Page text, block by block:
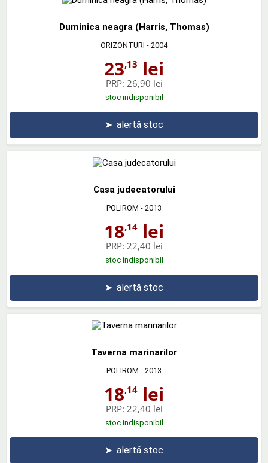
Duminica neagra (Harris, Thomas)
ORIZONTURI - 2004
23,13 lei
PRP: 26,90 lei
stoc indisponibil
➤ alertă stoc
Casa judecatorului
POLIROM - 2013
18,14 lei
PRP: 22,40 lei
stoc indisponibil
➤ alertă stoc
Taverna marinarilor
POLIROM - 2013
18,14 lei
PRP: 22,40 lei
stoc indisponibil
➤ alertă stoc